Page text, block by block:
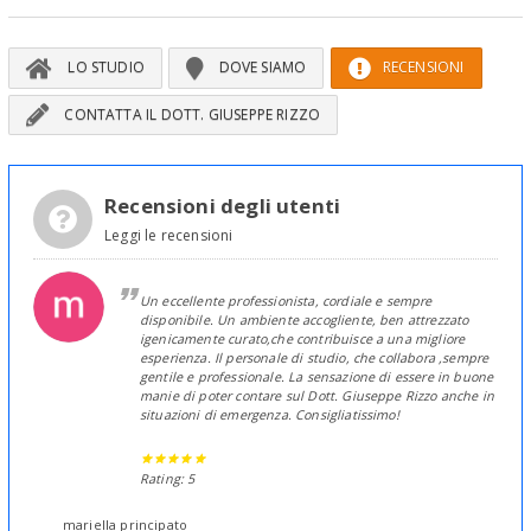
LO STUDIO DOVE SIAMO RECENSIONI
CONTATTA IL DOTT. GIUSEPPE RIZZO
Recensioni degli utenti
Leggi le recensioni
Un eccellente professionista, cordiale e sempre
disponibile. Un ambiente accogliente, ben attrezzato
igenicamente curato,che contribuisce a una migliore
esperienza. Il personale di studio, che collabora ,sempre
gentile e professionale. La sensazione di essere in buone
manie di poter contare sul Dott. Giuseppe Rizzo anche in
situazioni di emergenza. Consigliatissimo!
Rating: 5
mariella principato